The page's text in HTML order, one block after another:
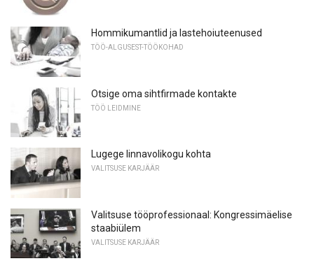
Hommikumantlid ja lastehoiuteenused
TÖÖ-ALGUSEST-TÖÖKOHAD
Otsige oma sihtfirmade kontakte
TÖÖ LEIDMINE
Lugege linnavolikogu kohta
VALITSUSE KARJÄÄR
Valitsuse tööprofessionaal: Kongressimäelise
staabiülem
VALITSUSE KARJÄÄR